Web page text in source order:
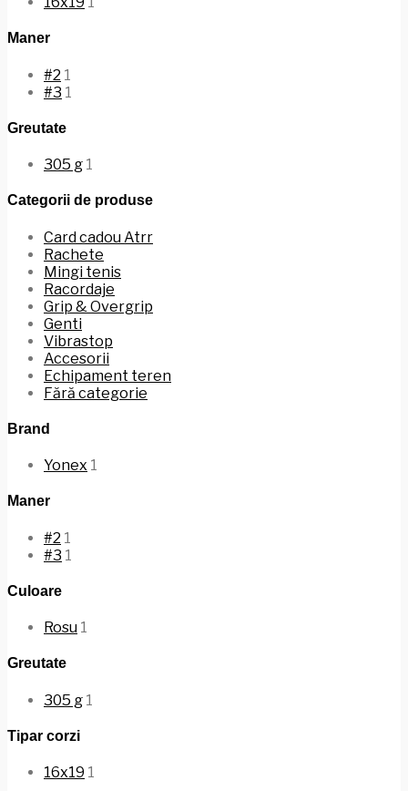
Maner
#2 1
#3 1
Greutate
305 g 1
Categorii de produse
Card cadou Atrr
Rachete
Mingi tenis
Racordaje
Grip & Overgrip
Genti
Vibrastop
Accesorii
Echipament teren
Fără categorie
Brand
Yonex 1
Maner
#2 1
#3 1
Culoare
Rosu 1
Greutate
305 g 1
Tipar corzi
16x19 1